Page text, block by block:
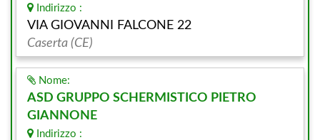
Indirizzo :
VIA GIOVANNI FALCONE 22
Caserta (CE)
Nome:
ASD GRUPPO SCHERMISTICO PIETRO
GIANNONE
Indirizzo :